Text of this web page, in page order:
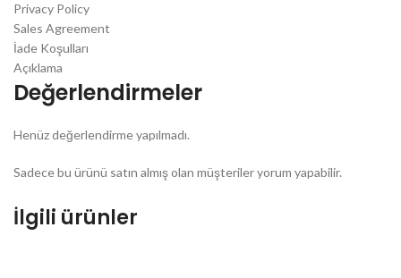
Privacy Policy
Sales Agreement
İade Koşulları
Açıklama
Değerlendirmeler
Henüz değerlendirme yapılmadı.
Sadece bu ürünü satın almış olan müşteriler yorum yapabilir.
İlgili ürünler